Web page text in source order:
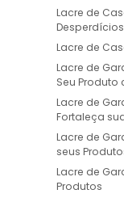
Lacre de
Desperdícios
Lacre de
Lacre de
Seu Produto
Lacre de
Fortaleça
Lacre de
seus
Lacre de
Produtos